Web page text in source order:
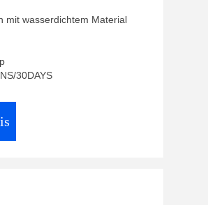
mit wasserdichtem Material
30DAYS